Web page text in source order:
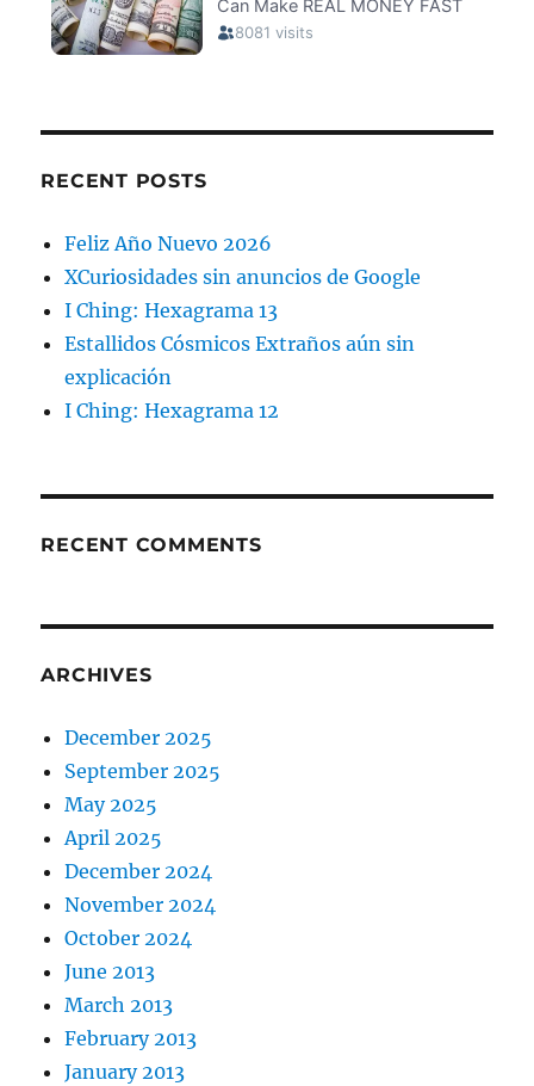
RECENT POSTS
Feliz Año Nuevo 2026
XCuriosidades sin anuncios de Google
I Ching: Hexagrama 13
Estallidos Cósmicos Extraños aún sin
explicación
I Ching: Hexagrama 12
RECENT COMMENTS
ARCHIVES
December 2025
September 2025
May 2025
April 2025
December 2024
November 2024
October 2024
June 2013
March 2013
February 2013
January 2013